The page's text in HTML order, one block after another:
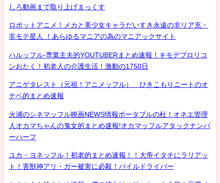
しろ動画まで取り上げまっくす
ロボットアニメ！メカと美少女キャラだいすき永遠の非リア充・
非モテ星人 ！あらゆるマニアの為のマニアックサイト
ハルッフル-専業主夫的YOUTUBERまとめ速報！キモデブロリコ
ンおたく！初老人の介護生活！激動の1750日
アニゲタレスト（元祖！アニメッフル） ひきこもりニートのオ
ナベ的まとめ速報
火浦のシネマッフル映画NEWS情報ポータブルの杜！オネエ管理
人オカマちゃんの鬼女的まとめ速報!オカマッフルアタックナンバ
ーハーフ
ユカ・ヨネッフル！初老的まとめ速報！！大帝イタチにラリアッ
ト！害獣神アリ・ガー被害に必殺！パイルドライバー